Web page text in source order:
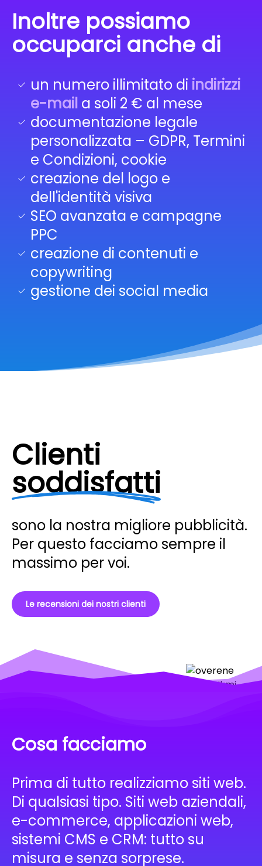
Inoltre possiamo
occuparci anche di
un numero illimitato di indirizzi
e-mail a soli 2 € al mese
documentazione legale
personalizzata – GDPR, Termini
e Condizioni, cookie
creazione del logo e
dell'identità visiva
SEO avanzata e campagne
PPC
creazione di contenuti e
copywriting
gestione dei social media
Clienti
soddisfatti
sono la nostra migliore pubblicità.
Per questo facciamo sempre il
massimo per voi.
Le recensioni dei nostri clienti
Cosa facciamo
Prima di tutto realizziamo siti web.
Di qualsiasi tipo. Siti web aziendali,
e-commerce, applicazioni web,
sistemi CMS e CRM: tutto su
misura e senza sorprese.